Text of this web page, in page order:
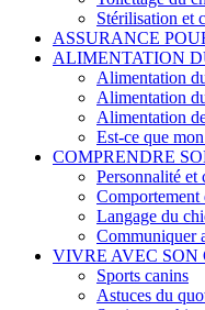
Stérilisation et
ASSURANCE
ALIMENTATION
Alimentation
Alimentation
Alimentation
Est-ce que
COMPRENDRE
Personnalité et
Comportement
Langage du
Communiquer
VIVRE AVEC SON
Sports canins
Astuces du